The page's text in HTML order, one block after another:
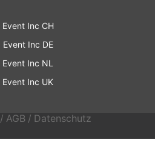
Event Inc CH
Event Inc DE
Event Inc NL
Event Inc UK
/ AGB / Datenschutz